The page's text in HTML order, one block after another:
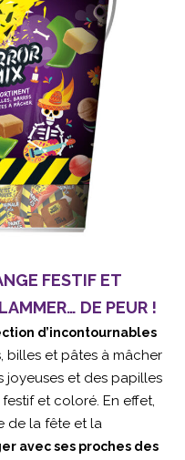
FESTIF ET
DE PEUR !
d’incontournables
billes et pâtes à mâcher
joyeuses et des papilles
et coloré. En effet,
de la fête et la
avec ses proches des